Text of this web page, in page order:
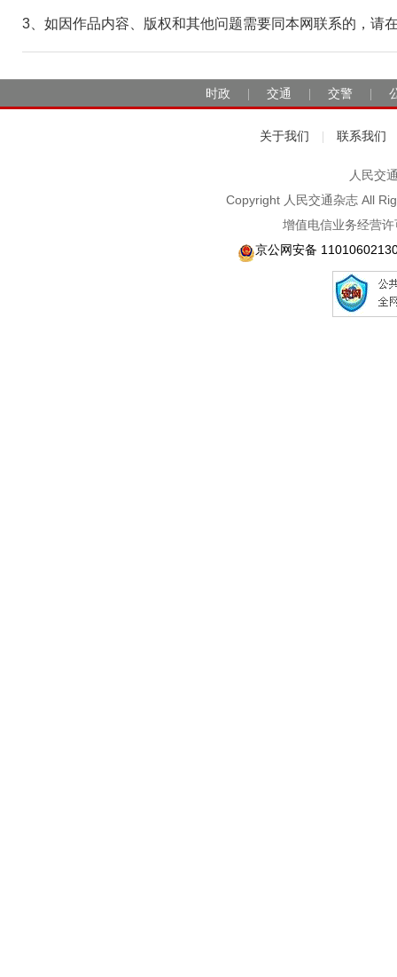
3、如因作品内容、版权和其他问题需要同本网联系的，请
时政 交通 交警
关于我们 联系我们
人民交
Copyright 人民交通杂志 All
增值电信业务经营
京公网安备